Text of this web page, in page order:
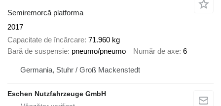
Semiremorcă platforma
2017
Capacitate de încărcare 71.960 kg
Bară de suspensie pneumo/pneumo Număr de axe 6
Germania, Stuhr / Groß Mackenstedt
Eschen Nutzfahrzeuge GmbH